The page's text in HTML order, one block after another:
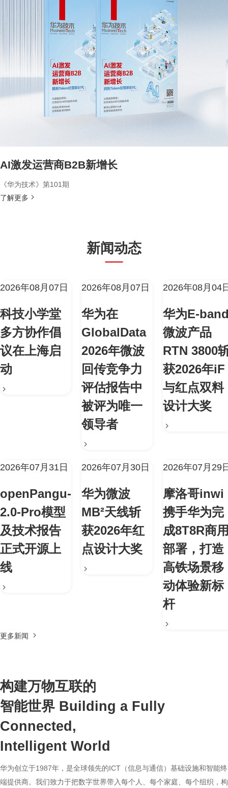
AI激发运营商B2B新增长
《华为技术》第101期
了解更多
新闻动态
2026年08月07日
科技小学堂
多方协作倡
议在上海启
动
2026年08月07日
华为在
GlobalData
2026年微波
回传竞争力
评估报告中
被评为唯一
领导者
2026年08月04
华为E-
微波产品
RTN 3800
获2026年iF
与红点双料
设计大奖
2026年07月31日
openPangu-
2.0-Pro模型
及技术报告
正式开源上
线
2026年07月30日
华为微波
MB²天线斩
获2026年红
点设计大奖
2026年07月29
摩洛哥inwi
携手华为完
成8T8R商
部署，打造
高铁场景移
动体验新标
杆
更多新闻
构建万物互联的
智能世界 Building a Fully
Connected,
Intelligent World
华为创立于1987年，是全球领先的ICT（信息与通信）基础设施和智能终
端提供商。我们致力于把数字世界带入每个人、每个家庭、每个组织，构